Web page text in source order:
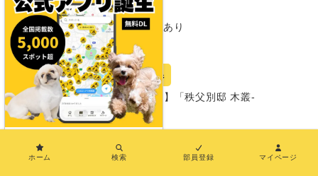
部屋食プランあり
プライベートドッグランあり
超大型犬まで
宿 埼玉県
【埼玉・秩父市】「秩父別邸 木叢-
komura-」
ホーム 検索 部員登録 マイページ